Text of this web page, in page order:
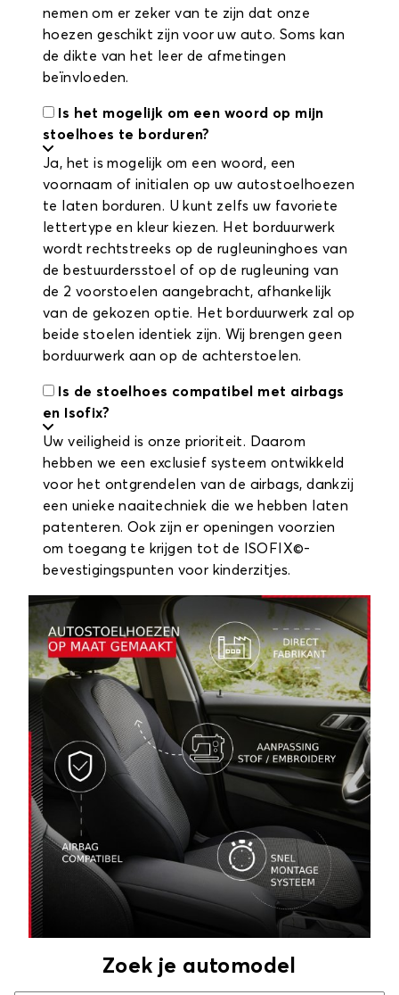
nemen om er zeker van te zijn dat onze
hoezen geschikt zijn voor uw auto. Soms kan
de dikte van het leer de afmetingen
beïnvloeden.
Is het mogelijk om een woord op mijn
stoelhoes te borduren?
Ja, het is mogelijk om een woord, een
voornaam of initialen op uw autostoelhoezen
te laten borduren. U kunt zelfs uw favoriete
lettertype en kleur kiezen. Het borduurwerk
wordt rechtstreeks op de rugleuninghoes van
de bestuurdersstoel of op de rugleuning van
de 2 voorstoelen aangebracht, afhankelijk
van de gekozen optie. Het borduurwerk zal op
beide stoelen identiek zijn. Wij brengen geen
borduurwerk aan op de achterstoelen.
Is de stoelhoes compatibel met airbags
en Isofix?
Uw veiligheid is onze prioriteit. Daarom
hebben we een exclusief systeem ontwikkeld
voor het ontgrendelen van de airbags, dankzij
een unieke naaitechniek die we hebben laten
patenteren. Ook zijn er openingen voorzien
om toegang te krijgen tot de ISOFIX©-
bevestigingspunten voor kinderzitjes.
Zoek je automodel